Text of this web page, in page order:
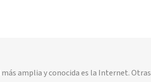
amplia y conocida es la Internet. Otras